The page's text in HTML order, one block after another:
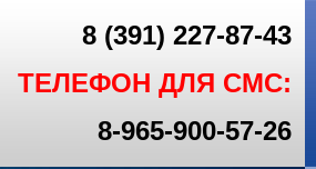
8 (391) 227-87-43
ТЕЛЕФОН ДЛЯ СМС:
8-965-900-57-26